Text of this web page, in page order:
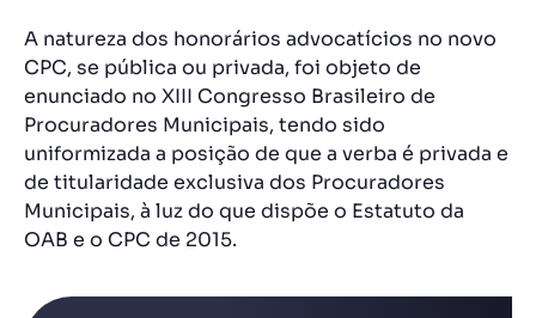
A natureza dos honorários advocatícios no novo
CPC, se pública ou privada, foi objeto de
enunciado no XIII Congresso Brasileiro de
Procuradores Municipais, tendo sido
uniformizada a posição de que a verba é privada e
de titularidade exclusiva dos Procuradores
Municipais, à luz do que dispõe o Estatuto da
OAB e o CPC de 2015.